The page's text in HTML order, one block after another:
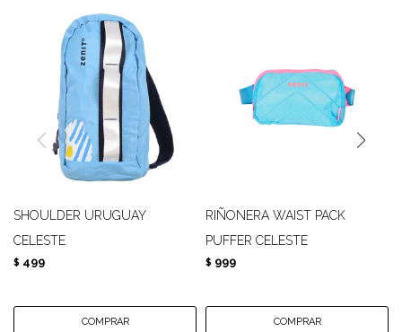
SHOULDER URUGUAY
CELESTE
$ 499
RIÑONERA WAIST PACK
PUFFER CELESTE
$ 999